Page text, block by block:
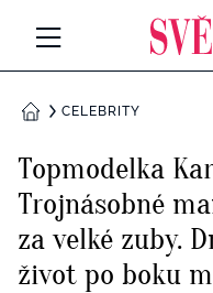
Všechny kategorie
Rozhovory
RETROHUBKY
PSYCHOLOGIE
DOMŮCELEBRITY
Topmodelka
Trojnásobné
za velké zuby.
život po boku